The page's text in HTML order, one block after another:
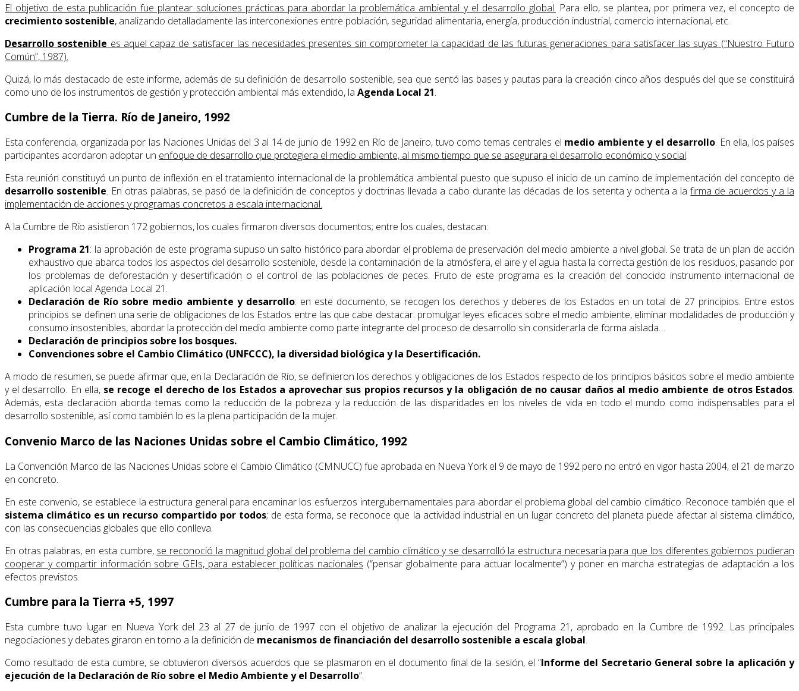
El objetivo de esta publicación fue plantear soluciones prácticas para abordar la problemática ambiental y el desarrollo global. Para ello, se plantea, por primera vez, el concepto de
crecimiento sostenible, analizando detalladamente las interconexiones entre población, seguridad alimentaria, energía, producción industrial, comercio internacional, etc.
Desarrollo sostenible es aquel capaz de satisfacer las necesidades presentes sin comprometer la capacidad de las futuras generaciones para satisfacer las suyas (“Nuestro Futuro
Común”, 1987).
Quizá, lo más destacado de este informe, además de su definición de desarrollo sostenible, sea que sentó las bases y pautas para la creación cinco años después del que se constituirá
como uno de los instrumentos de gestión y protección ambiental más extendido, la Agenda Local 21.
Cumbre de la Tierra. Río de Janeiro, 1992
Esta conferencia, organizada por las Naciones Unidas del 3 al 14 de junio de 1992 en Río de Janeiro, tuvo como temas centrales el medio ambiente y el desarrollo. En ella, los países
participantes acordaron adoptar un enfoque de desarrollo que protegiera el medio ambiente, al mismo tiempo que se asegurara el desarrollo económico y social.
Esta reunión constituyó un punto de inflexión en el tratamiento internacional de la problemática ambiental puesto que supuso el inicio de un camino de implementación del concepto de
desarrollo sostenible. En otras palabras, se pasó de la definición de conceptos y doctrinas llevada a cabo durante las décadas de los setenta y ochenta a lafirma de acuerdos y a la
implementación de acciones y programas concretos a escala internacional.
A la Cumbre de Río asistieron 172 gobiernos, los cuales firmaron diversos documentos; entre los cuales, destacan:
Programa 21: la aprobación de este programa supuso un salto histórico para abordar el problema de preservación del medio ambiente a nivel global. Se trata de un plan de acción
exhaustivo que abarca todos los aspectos del desarrollo sostenible, desde la contaminación de la atmósfera, el aire y el agua hasta la correcta gestión de los residuos, pasando por
los problemas de deforestación y desertificación o el control de las poblaciones de peces. Fruto de este programa es la creación del conocido instrumento internacional de
aplicación local Agenda Local 21.
Declaración de Río sobre medio ambiente y desarrollo: en este documento, se recogen los derechos y deberes de los Estados en un total de 27 principios. Entre estos
principios se definen una serie de obligaciones de los Estados entre las que cabe destacar: promulgar leyes eficaces sobre el medio ambiente, eliminar modalidades de producción y
consumo insostenibles, abordar la protección del medio ambiente como parte integrante del proceso de desarrollo sin considerarla de forma aislada…
Declaración de principios sobre los bosques.
Convenciones sobre el Cambio Climático (UNFCCC), la diversidad biológica y la Desertificación.
A modo de resumen, se puede afirmar que, en la Declaración de Río, se definieron los derechos y obligaciones de los Estados respecto de los principios básicos sobre el medio ambiente
y el desarrollo. En ella, se recoge el derecho de los Estados a aprovechar sus propios recursos y la obligación de no causar daños al medio ambiente de otros Estados.
Además, esta declaración aborda temas como la reducción de la pobreza y la reducción de las disparidades en los niveles de vida en todo el mundo como indispensables para el
desarrollo sostenible, así como también lo es la plena participación de la mujer.
Convenio Marco de las Naciones Unidas sobre el Cambio Climático, 1992
La Convención Marco de las Naciones Unidas sobre el Cambio Climático (CMNUCC) fue aprobada en Nueva York el 9 de mayo de 1992 pero no entró en vigor hasta 2004, el 21 de marzo
en concreto.
En este convenio, se establece la estructura general para encaminar los esfuerzos intergubernamentales para abordar el problema global del cambio climático. Reconoce también que el
sistema climático es un recurso compartido por todos; de esta forma, se reconoce que la actividad industrial en un lugar concreto del planeta puede afectar al sistema climático,
con las consecuencias globales que ello conlleva.
En otras palabras, en esta cumbre, se reconoció la magnitud global del problema del cambio climático y se desarrolló la estructura necesaria para que los diferentes gobiernos pudieran
cooperar y compartir información sobre GEIs, para establecer políticas nacionales (“pensar globalmente para actuar localmente”) y poner en marcha estrategias de adaptación a los
efectos previstos.
Cumbre para la Tierra +5, 1997
Esta cumbre tuvo lugar en Nueva York del 23 al 27 de junio de 1997 con el objetivo de analizar la ejecución del Programa 21, aprobado en la Cumbre de 1992. Las principales
negociaciones y debates giraron en torno a la definición de mecanismos de financiación del desarrollo sostenible a escala global.
Como resultado de esta cumbre, se obtuvieron diversos acuerdos que se plasmaron en el documento final de la sesión, el “Informe del Secretario General sobre la aplicación y
ejecución de la Declaración de Río sobre el Medio Ambiente y el Desarrollo”.